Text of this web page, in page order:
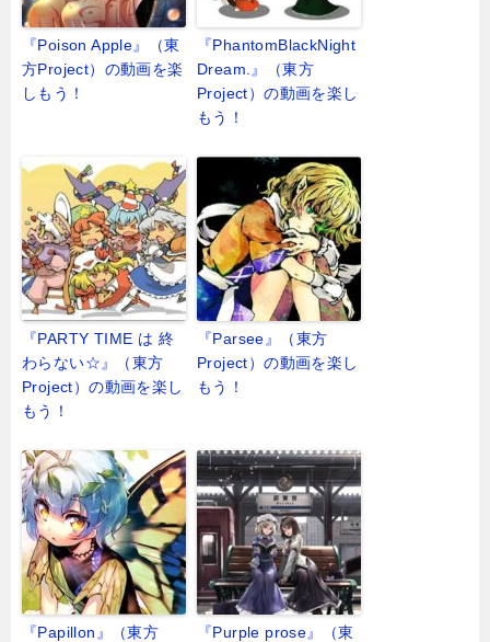
『Poison Apple』（東
方Project）の動画を楽
しもう！
『PhantomBlackNight
Dream.』（東方
Project）の動画を楽し
もう！
『PARTY TIME は 終
わらない☆』（東方
Project）の動画を楽し
もう！
『Parsee』（東方
Project）の動画を楽し
もう！
『Papillon』（東方
『Purple prose』（東